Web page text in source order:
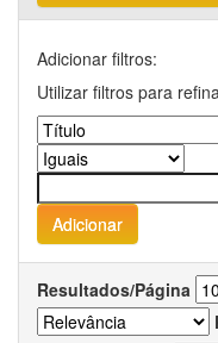
Adicionar filtros:
Utilizar filtros para
Resultados/Página